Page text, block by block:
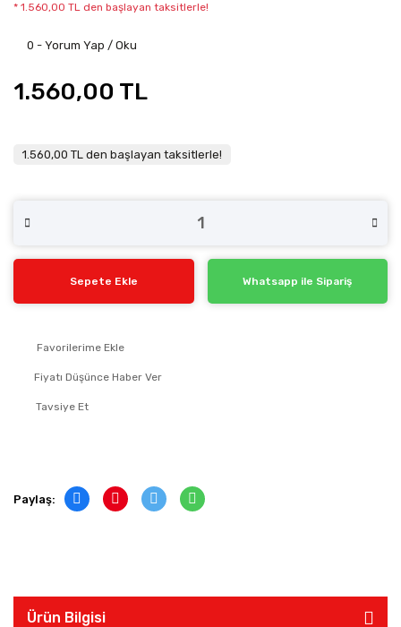
* 1.560,00 TL den başlayan taksitlerle!
0 - Yorum Yap / Oku
1.560,00 TL
1.560,00 TL den başlayan taksitlerle!
Sepete Ekle Whatsapp ile Sipariş
Fiyatı Düşünce Haber Ver
Tavsiye Et
Paylaş:
Ürün Bilgisi